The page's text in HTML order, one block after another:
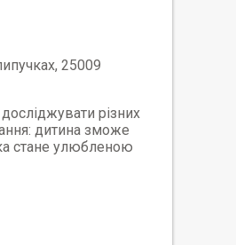
25009
різних
дитина зможе
стане улюбленою